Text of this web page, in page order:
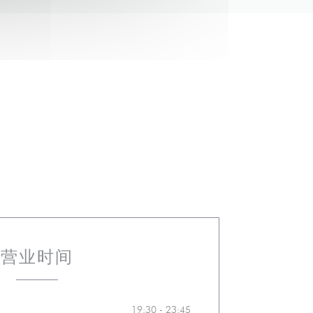
营业时间
19:30 - 23:45